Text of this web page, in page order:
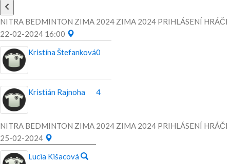
NITRA BEDMINTON ZIMA 2024 ZIMA 2024 PRIHLÁSENÍ HRÁČI
22-02-2024 16:00
Kristína Štefanková0
Kristián Rajnoha 4
NITRA BEDMINTON ZIMA 2024 ZIMA 2024 PRIHLÁSENÍ HRÁČI
25-02-2024
Lucia Kišacová